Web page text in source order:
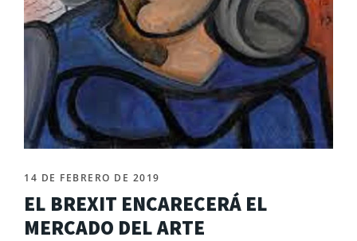
14 DE FEBRERO DE 2019
EL BREXIT ENCARECERÁ EL
MERCADO DEL ARTE